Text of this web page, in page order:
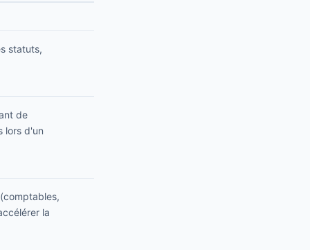
statuts,
de
lors d'un
la